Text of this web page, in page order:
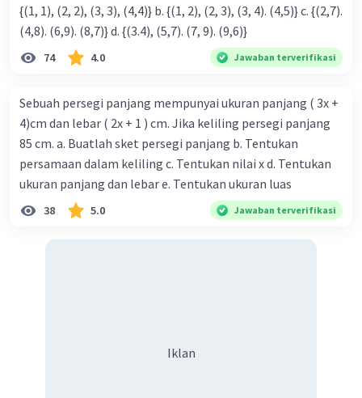
{(1, 1), (2, 2), (3, 3), (4,4)} b. {(1, 2), (2, 3), (3, 4). (4,5)} c. {(2,7).
(4,8). (6,9). (8,7)} d. {(3.4), (5,7). (7, 9). (9,6)}
74 4.0 Jawaban terverifikasi
Sebuah persegi panjang mempunyai ukuran panjang ( 3x +
4)cm dan lebar ( 2x + 1 ) cm. Jika keliling persegi panjang
85 cm. a. Buatlah sket persegi panjang b. Tentukan
persamaan dalam keliling c. Tentukan nilai x d. Tentukan
ukuran panjang dan lebar e. Tentukan ukuran luas
38 5.0 Jawaban terverifikasi
Iklan